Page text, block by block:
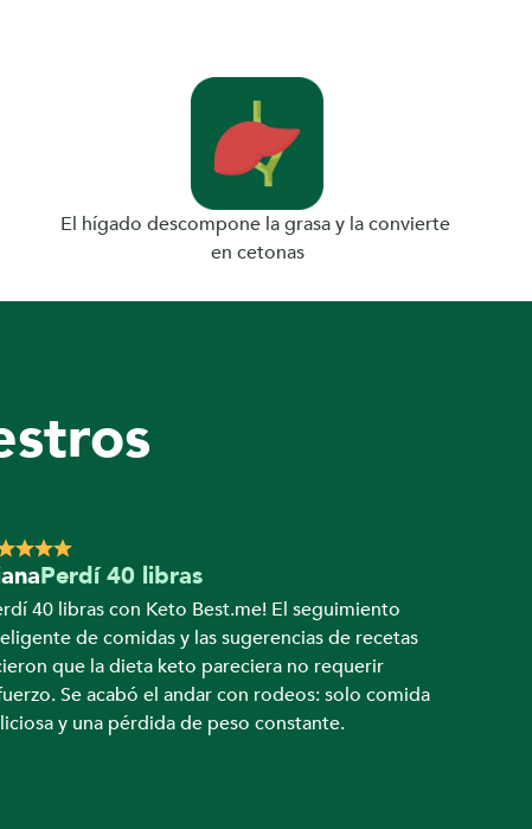
El hígado descompone la grasa y la convierte
en cetonas
Perdí 40 libras
40 libras con Keto Best.me! El seguimiento
de comidas y las sugerencias de recetas
que la dieta keto pareciera no requerir
Se acabó el andar con rodeos: solo comida
y una pérdida de peso constante.